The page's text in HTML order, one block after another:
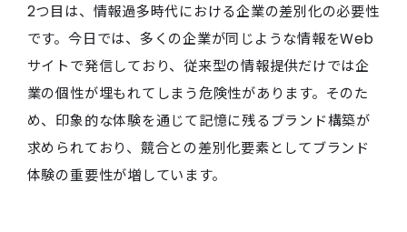
2つ目は、情報過多時代における企業の差別化の必要性
です。今日では、多くの企業が同じような情報をWeb
サイトで発信しており、従来型の情報提供だけでは企
業の個性が埋もれてしまう危険性があります。そのた
め、印象的な体験を通じて記憶に残るブランド構築が
求められており、競合との差別化要素としてブランド
体験の重要性が増しています。